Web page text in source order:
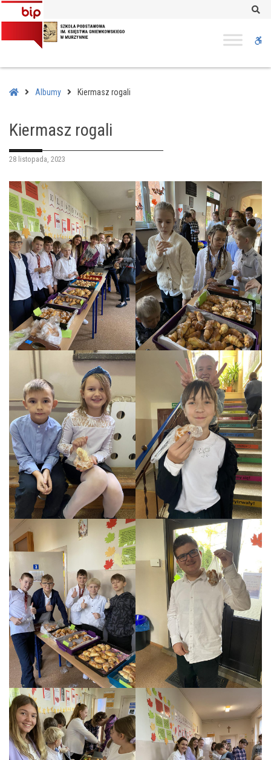
–
Kiermasz
HomeAlbumy Kiermasz rogali
Kiermasz rogali
28 listopada, 2023